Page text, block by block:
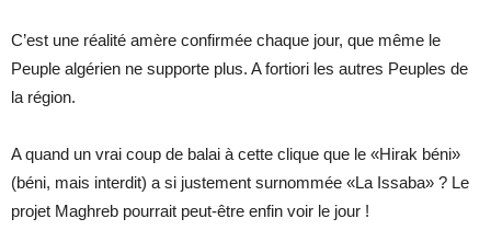
C’est une réalité amère confirmée chaque jour, que même le
Peuple algérien ne supporte plus. A fortiori les autres Peuples de
la région.
A quand un vrai coup de balai à cette clique que le «Hirak béni»
(béni, mais interdit) a si justement surnommée «La Issaba» ? Le
projet Maghreb pourrait peut-être enfin voir le jour !